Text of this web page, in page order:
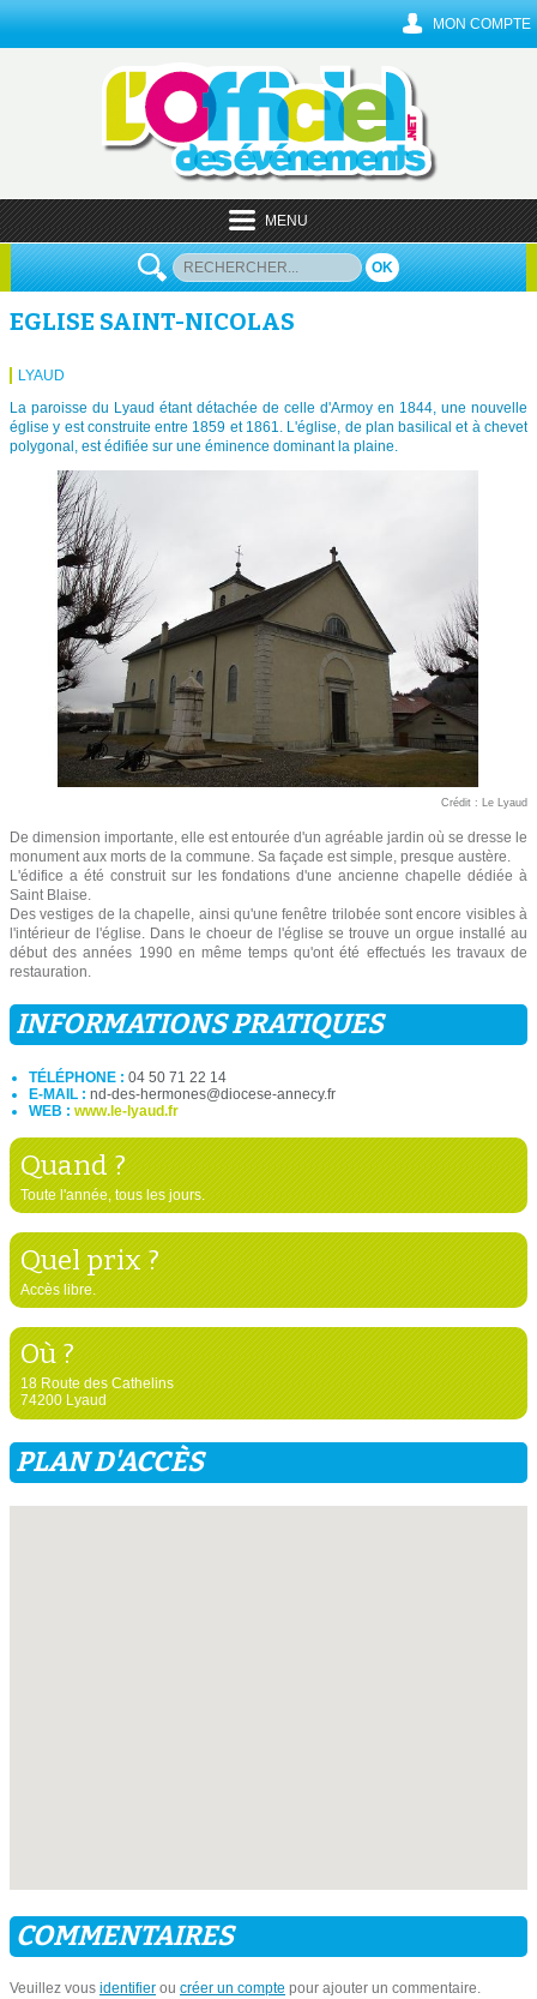
MON COMPTE
MENU
OK
EGLISE SAINT-NICOLAS
LYAUD
La paroisse du Lyaud étant détachée de celle d'Armoy en 1844, une nouvelle
église y est construite entre 1859 et 1861. L'église, de plan basilical et à chevet
polygonal, est édifiée sur une éminence dominant la plaine.
Crédit : Le Lyaud
De dimension importante, elle est entourée d'un agréable jardin où se dresse le
monument aux morts de la commune. Sa façade est simple, presque austère.
L'édifice a été construit sur les fondations d'une ancienne chapelle dédiée à
Saint Blaise.
Des vestiges de la chapelle, ainsi qu'une fenêtre trilobée sont encore visibles à
l'intérieur de l'église. Dans le choeur de l'église se trouve un orgue installé au
début des années 1990 en même temps qu'ont été effectués les travaux de
restauration.
INFORMATIONS PRATIQUES
TÉLÉPHONE : 04 50 71 22 14
E-MAIL : nd-des-hermones@diocese-annecy.fr
WEB : www.le-lyaud.fr
Quand ?
Toute l'année, tous les jours.
Quel prix ?
Accès libre.
Où ?
18 Route des Cathelins
74200 Lyaud
PLAN D'ACCÈS
COMMENTAIRES
Veuillez vous identifier ou créer un compte pour ajouter un commentaire.